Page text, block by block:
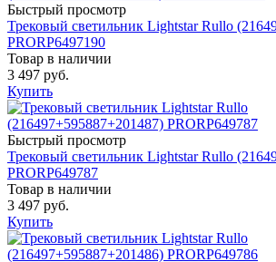
Быстрый просмотр
Трековый светильник Lightstar Rullo
PRORP6497190
Товар в наличии
3 497 руб.
Купить
Быстрый просмотр
Трековый светильник Lightstar Rullo
PRORP649787
Товар в наличии
3 497 руб.
Купить